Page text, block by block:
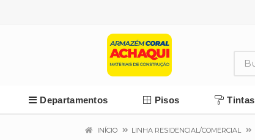
Departamentos Pisos Tintas
INÍCIO LINHA RESIDENCIAL/COMERCIAL